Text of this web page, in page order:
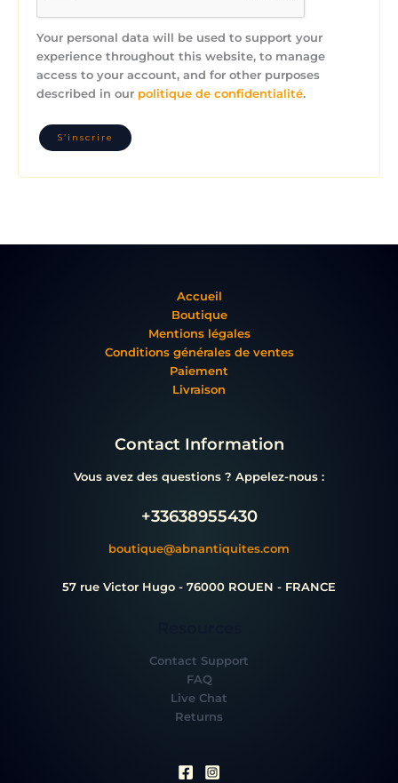
Your personal data will be used to support your
experience throughout this website, to manage
access to your account, and for other purposes
described in our politique de confidentialité.
S’inscrire
Accueil
Boutique
Mentions légales
Conditions générales de ventes
Paiement
Livraison
Contact Information
Vous avez des questions ? Appelez-nous :
+33638955430
boutique@abnantiquites.com
57 rue Victor Hugo - 76000 ROUEN - FRANCE
Contact Support
FAQ
Live Chat
Returns